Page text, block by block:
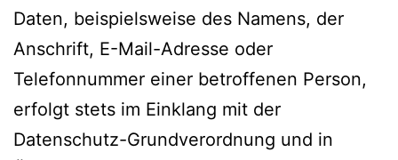
Daten, beispielsweise des Namens, der
Anschrift, E-Mail-Adresse oder
Telefonnummer einer betroffenen Person,
erfolgt stets im Einklang mit der
Datenschutz-Grundverordnung und in